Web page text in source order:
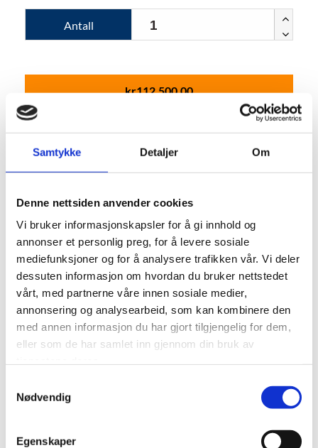
Samtykke Detaljer Om
Denne nettsiden anvender cookies
Vi bruker informasjonskapsler for å gi innhold og
annonser et personlig preg, for å levere sosiale
mediefunksjoner og for å analysere trafikken vår. Vi deler
dessuten informasjon om hvordan du bruker nettstedet
vårt, med partnerne våre innen sosiale medier,
annonsering og analysearbeid, som kan kombinere den
med annen informasjon du har gjort tilgjengelig for dem,
eller som de har samlet inn gjennom din bruk av
Nødvendig
Egenskaper
Antall
kr112,500.00
Tilleggsinformasjon
Profil 0
Bredde 0